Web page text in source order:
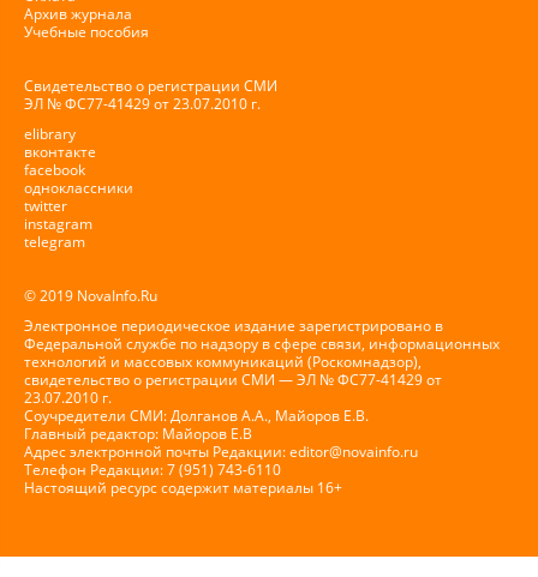
Архив журнала
Учебные пособия
Свидетельство о регистрации СМИ
ЭЛ № ФС77-41429 от 23.07.2010 г.
elibrary
вконтакте
facebook
одноклассники
twitter
instagram
telegram
© 2019 NovaInfo.Ru
Электронное периодическое издание зарегистрировано в
Федеральной службе по надзору в сфере связи, информационных
технологий и массовых коммуникаций (Роскомнадзор),
свидетельство о регистрации СМИ — ЭЛ № ФС77-41429 от
23.07.2010 г.
Соучредители СМИ: Долганов А.А., Майоров Е.В.
Главный редактор: Майоров Е.В
Адрес электронной почты Редакции:editor@novainfo.ru
Телефон Редакции: 7 (951) 743-6110
Настоящий ресурс содержит материалы 16+